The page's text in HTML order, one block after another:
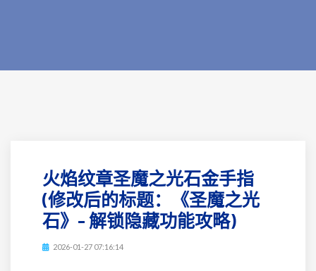
火焰纹章圣魔之光石金手指
(修改后的标题：《圣魔之光
石》- 解锁隐藏功能攻略)
2026-01-27 07:16:14